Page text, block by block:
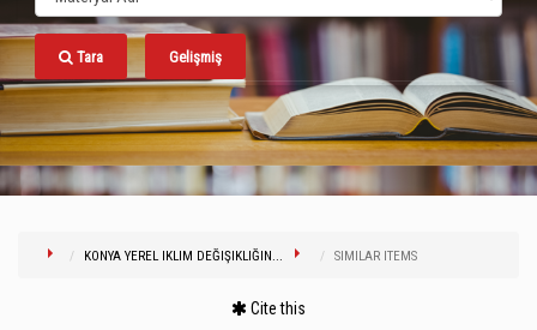
Tara Gelişmiş
KONYA YEREL IKLIM DEĞIŞIKLIĞIN... SIMILAR ITEMS
Cite this